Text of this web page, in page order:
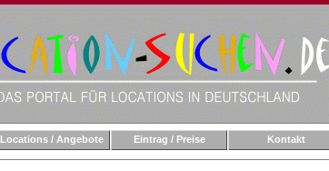
Locations / Angebote Eintrag / Preise Kontakt